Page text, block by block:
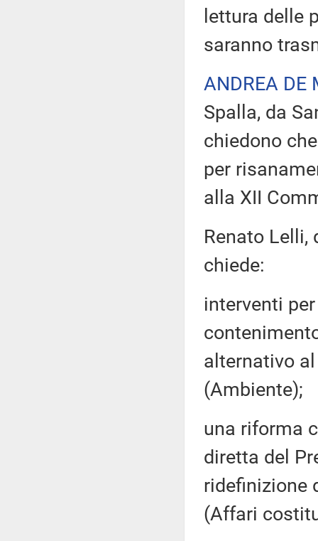
lettura delle
saranno
ANDREA DE
Spalla, da
chiedono
per
alla XII
Renato Lelli,
chiede:
interventi
alternativo
(Ambiente);
una riforma
diretta del
ridefinizione
(Affari